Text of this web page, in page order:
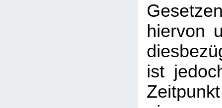
hiervon
ist